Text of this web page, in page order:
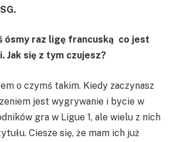
ósmy raz ligę francuską co jest
Jak się z tym czujesz?
o czymś takim. Kiedy zaczynasz
jest wygrywanie i bycie w
gra w Ligue 1, ale wielu z nich
Ciesze się, że mam ich już